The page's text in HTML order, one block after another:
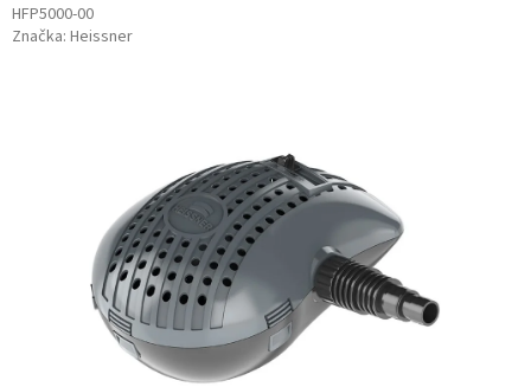
HFP5000-00
Značka: Heissner